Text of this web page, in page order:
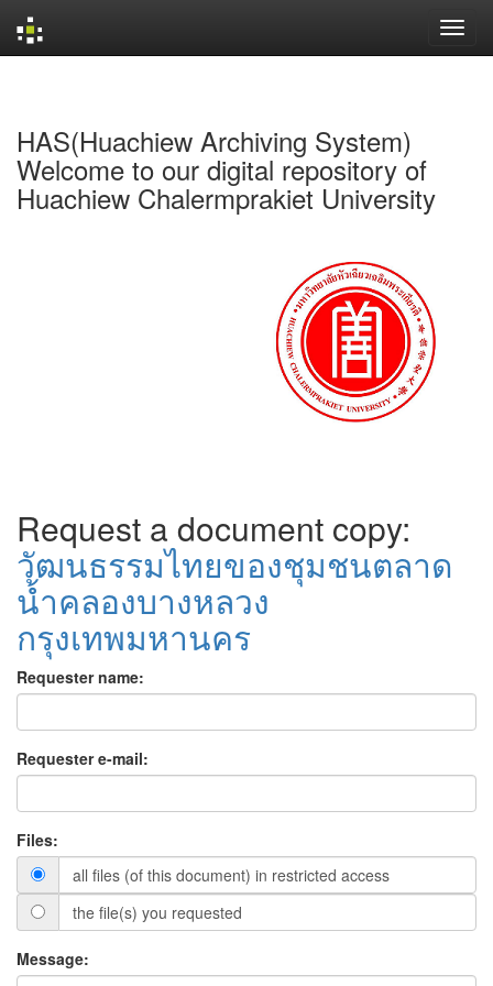
HAS(Huachiew Archiving System)
Welcome to our digital repository of
Huachiew Chalermprakiet University
Request a document copy:
วัฒนธรรมไทยของชุมชนตลาด
น้ำคลองบางหลวง
กรุงเทพมหานคร
Requester name:
Requester e-mail:
Files:
all files (of this document) in restricted access
the file(s) you requested
Message: